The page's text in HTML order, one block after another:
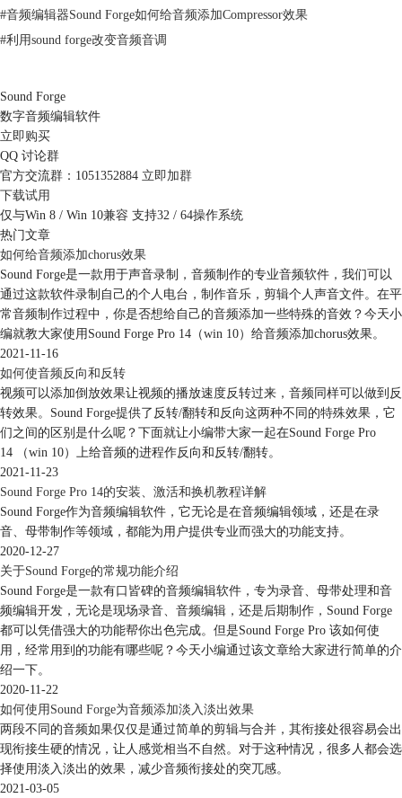
1.显示视频条
用户可以选择显示或者隐藏视频条内容。如图4所示，右击编辑工具，可
图4：显示视频条
如图5所示，取消了“视频条”工具的勾选后，数据窗口中的视频条已被隐
藏，版面显得更加简洁了。用户可以根据音频编辑的内容选择是否隐藏视
频条。
比如，当用户处理的音频片段与视频画面无关时，就可以隐藏视频条，减
少软件加载的数据量，提高运行速度。但当用户需要根据画面内容编辑音
频时，显示视频条可帮助用户更好地保持画面与声音的同步。
图5：不显示视频条
2.动画预览
在保持视频预览的情况下，用户可以选择视频预览的方式。如图6所示，
右击视频条，用户可以选择以动画或数字帧的方式预览视频，当然，也可
以同时选择两种方式。
动画预览的方式，指的是在播放音频的同时，播放视频的动态画面。这种
方式占据的内存会比较高，因此会一定程度地影响音频的处理速度。
#音频编辑器Sound Forge如何给音频添加Compressor效果
#利用sound forge改变音频音调
Sound Forge
数字音频编辑软件
立即购买
QQ 讨论群
官方交流群：1051352884 立即加群
下载试用
仅与Win 8 / Win 10兼容 支持32 / 64操作系统
热门文章
如何给音频添加chorus效果
Sound Forge是一款用于声音录制，音频制作的专业音频软件，我们可以
通过这款软件录制自己的个人电台，制作音乐，剪辑个人声音文件。在平
常音频制作过程中，你是否想给自己的音频添加一些特殊的音效？今天小
编就教大家使用Sound Forge Pro 14（win 10）给音频添加chorus效果。
2021-11-16
如何使音频反向和反转
视频可以添加倒放效果让视频的播放速度反转过来，音频同样可以做到反
转效果。Sound Forge提供了反转/翻转和反向这两种不同的特殊效果，它
们之间的区别是什么呢？下面就让小编带大家一起在Sound Forge Pro
14 （win 10）上给音频的进程作反向和反转/翻转。
2021-11-23
Sound Forge Pro 14的安装、激活和换机教程详解
Sound Forge作为音频编辑软件，它无论是在音频编辑领域，还是在录
音、母带制作等领域，都能为用户提供专业而强大的功能支持。
2020-12-27
关于Sound Forge的常规功能介绍
Sound Forge是一款有口皆碑的音频编辑软件，专为录音、母带处理和音
频编辑开发，无论是现场录音、音频编辑，还是后期制作，Sound Forge
都可以凭借强大的功能帮你出色完成。但是Sound Forge Pro 该如何使
用，经常用到的功能有哪些呢？今天小编通过该文章给大家进行简单的介
绍一下。
2020-11-22
如何使用Sound Forge为音频添加淡入淡出效果
两段不同的音频如果仅仅是通过简单的剪辑与合并，其衔接处很容易会出
现衔接生硬的情况，让人感觉相当不自然。对于这种情况，很多人都会选
择使用淡入淡出的效果，减少音频衔接处的突兀感。
2021-03-05